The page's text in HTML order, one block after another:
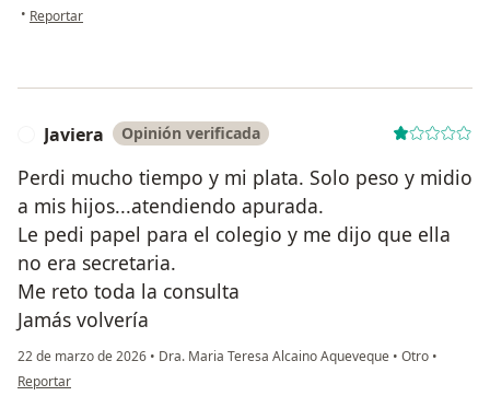
• en opinión del usuario J M
Reportar
Javiera Opinión verificada
Perdi mucho tiempo y mi plata. Solo peso y midio
a mis hijos...atendiendo apurada.
Le pedi papel para el colegio y me dijo que ella
no era secretaria.
Me reto toda la consulta
Jamás volvería
22 de marzo de 2026 • Dra. Maria Teresa Alcaino Aqueveque • Otro •
en opinión del usuario Javiera
Reportar